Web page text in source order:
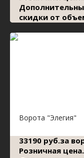
скидки от
Ворота "Элегия"
33190 руб.за
Розничная цена.